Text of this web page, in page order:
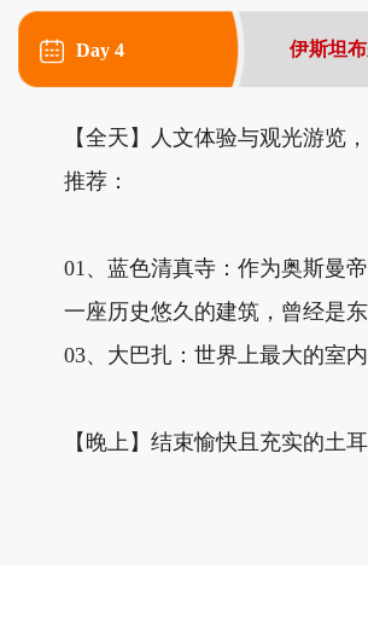
Day 4 伊斯坦
【全天】人文体验与观光游览
推荐：
01、蓝色清真寺：作为奥斯曼
一座历史悠久的建筑，曾经是
03、大巴扎：世界上最大的室
【晚上】结束愉快且充实的土